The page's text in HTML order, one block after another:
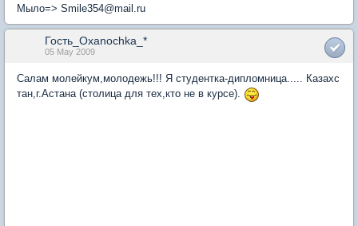
Мыло=> Smile354@mail.ru
Гость_Oxanochka_*
05 May 2009
Салам молейкум,молодежь!!! Я студентка-дипломница..... Казахс
тан,г.Астана (столица для тех,кто не в курсе).